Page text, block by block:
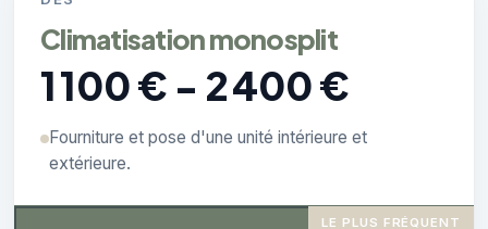
Climatisation monosplit
1 100 € - 2 400 €
Fourniture et pose d'une unité intérieure et
extérieure.
LE PLUS FRÉQUENT